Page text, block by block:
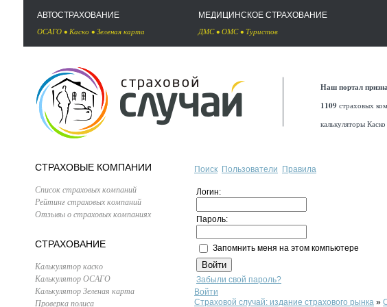
АВТОСТРАХОВАНИЕ
ОСАГО • Каско • Зеленая карта
МЕДИЦИНСКОЕ СТРАХОВАНИЕ
ДМС• ОМС• Туристов
Наш портал
1109 страховых
калькуляторы Каско
СТРАХОВЫЕ КОМПАНИИ
Список страховых компаний
Рейтинг страховых компаний
Отзывы о страховых компаниях
СТРАХОВАНИЕ
Калькулятор каско
Калькулятор ОСАГО
Калькулятор Зеленая карта
Проверка полиса
Поиск Пользователи
Правила
Логин:
Пароль:
Запомнить меня на этом компьютере
Забыли свой пароль?
Войти
Страховой случай: издание страхового рынка »